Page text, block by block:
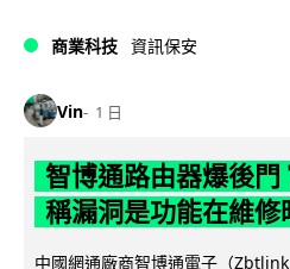
商業科技 資訊保安
Vin 1 日
智博通路由器爆後
稱漏洞是功能在維修
中國網通廠商智博通電子（